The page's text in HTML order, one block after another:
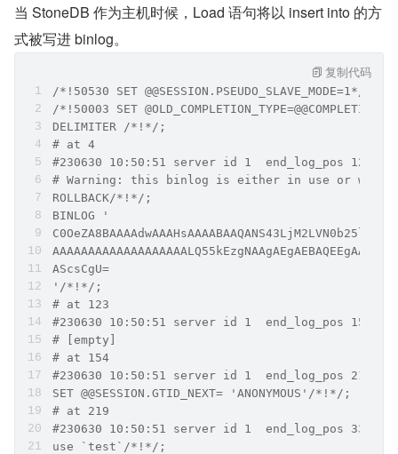
当 StoneDB 作为主机时候，Load 语句将以 insert into 的方
式被写进 binlog。
/*!50530 SET @@SESSION.PSEUDO_SLAVE_MODE=1*/;
/*!50003 SET
DELIMITER /*!*/;
# at 4
# Warning: this binlog is either in use or was
ROLLBACK/*!*/;
BINLOG '
AScsCgU=
'/*!*/;
# at 123
# [empty]
# at 154
SET @@SESSION.GTID_NEXT= 'ANONYMOUS'/*!*/;
# at 219
use `test`/*!*/;
复制代码